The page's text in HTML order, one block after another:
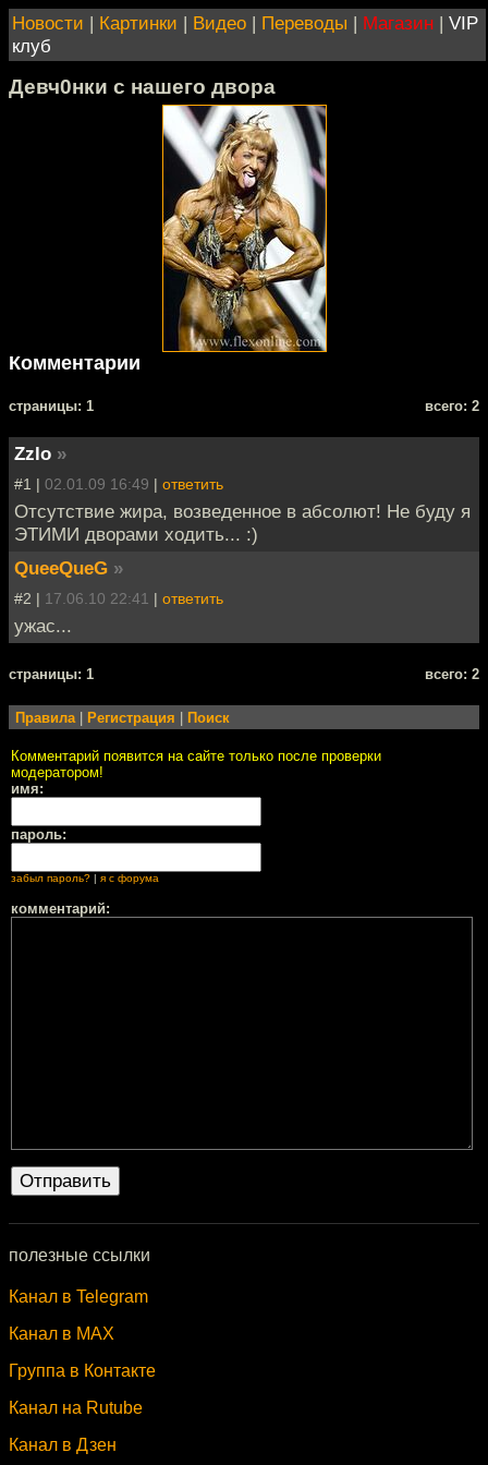
Новости | Картинки | Видео | Переводы | Магазин | VIP
клуб
Девч0нки с нашего двора
Комментарии
cтраницы: 1 всего: 2
Zzlo »
#1 | 02.01.09 16:49 | ответить
Отсутствие жира, возведенное в абсолют! Не буду я
ЭТИМИ дворами ходить... :)
QueeQueG »
#2 | 17.06.10 22:41 | ответить
ужас...
cтраницы: 1 всего: 2
Правила Регистрация Поиск
Комментарий появится на сайте только после проверки
модератором!
имя:
пароль:
забыл пароль? | я с форума
комментарий:
полезные ссылки
Канал в Telegram
Канал в MAX
Группа в Контакте
Канал на Rutube
Канал в Дзен